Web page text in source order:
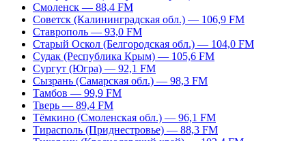
Смоленск — 88,4 FM
Советск (Калининградская обл.) — 106,9 FM
Ставрополь — 93,0 FM
Старый Оскол (Белгородская обл.) — 104,0 FM
Судак (Республика Крым) — 105,6 FM
Сургут (Югра) — 92,1 FM
Сызрань (Самарская обл.) — 98,3 FM
Тамбов — 99,9 FM
Тверь — 89,4 FM
Тёмкино (Смоленская обл.) — 96,1 FM
Тирасполь (Приднестровье) — 88,3 FM